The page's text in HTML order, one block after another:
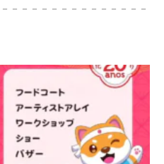
－－－－－－－－－－－－－－